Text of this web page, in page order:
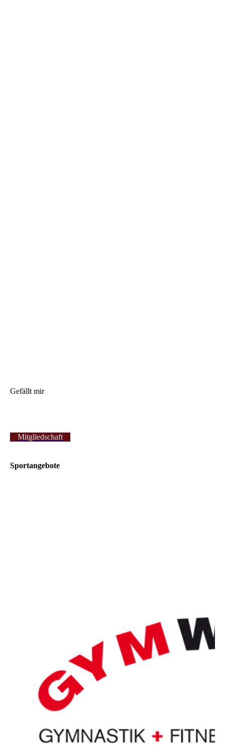
Gefällt mir
Mitgliedschaft
Sportangebote